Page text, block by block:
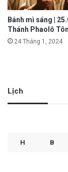
Bánh mì sáng |
Thánh Phaolô
24 Tháng 1, 2024
Lịch
H B